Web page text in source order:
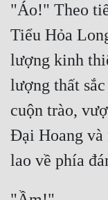
"Áo!" Theo
Tiểu Hỏa
lượng kinh
lượng thất
cuộn trào,
Đại Hoang và